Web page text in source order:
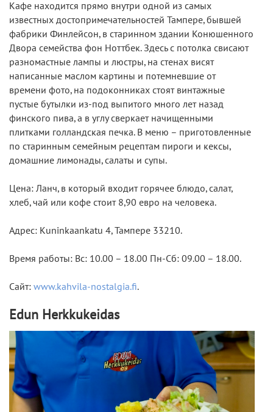
Кафе находится прямо внутри одной из самых
известных достопримечательностей Тампере, бывшей
фабрики Финлейсон, в старинном здании Конюшенного
Двора семейства фон Ноттбек. Здесь с потолка свисают
разномастные лампы и люстры, на стенах висят
написанные маслом картины и потемневшие от
времени фото, на подоконниках стоят винтажные
пустые бутылки из-под выпитого много лет назад
финского пива, а в углу сверкает начищенными
плитками голландская печка. В меню – приготовленные
по старинным семейным рецептам пироги и кексы,
домашние лимонады, салаты и супы.
Цена: Ланч, в который входит горячее блюдо, салат,
хлеб, чай или кофе стоит 8,90 евро на человека.
Адрес: Kuninkaankatu 4, Тампере 33210.
Время работы: Вс: 10.00 – 18.00 Пн-Сб: 09.00 – 18.00.
Сайт: www.kahvila-nostalgia.fi.
Edun Herkkukeidas